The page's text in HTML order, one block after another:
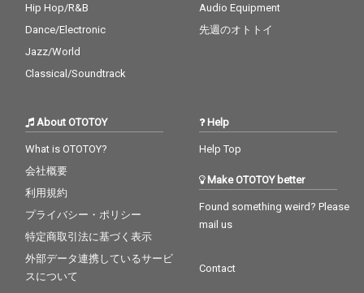
Hip Hop/R&B
Dance/Electronic
Jazz/World
Classical/Soundtrack
Audio Equipment
先週のオトトイ
About OTOTOY
What is OTOTOY?
会社概要
利用規約
プライバシー・ポリシー
特定商取引法に基づく表示
外部データ連携しているサービ
スについて
Help
Help Top
Make OTOTOY better
Found something weird? Please
mail us
Contact